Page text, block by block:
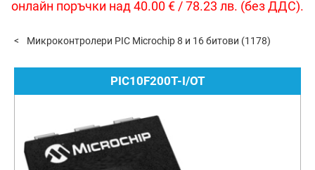
онлайн поръчки над 40.00 € / 78.23 лв. (без ДДС).
Микроконтролери PIC Microchip 8 и 16 битови (1178)
PIC10F200T-I/OT